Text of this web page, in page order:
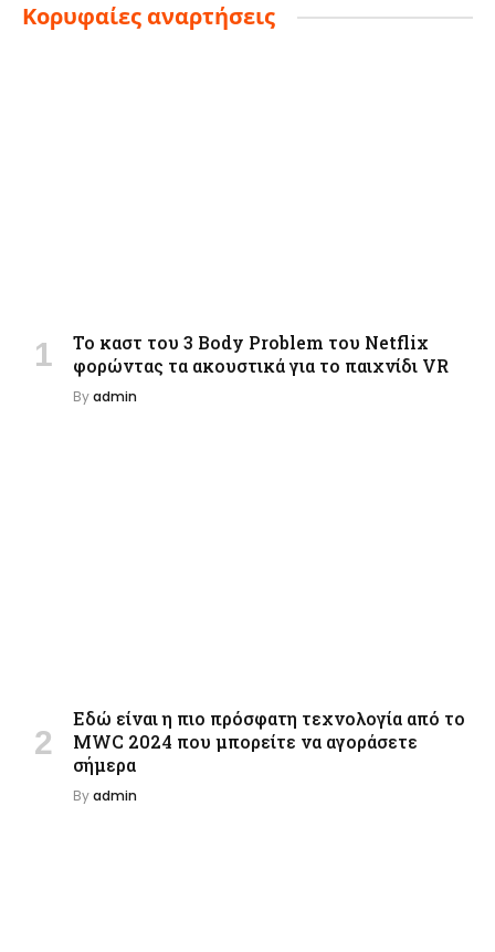
Κορυφαίες αναρτήσεις
Το καστ του 3 Body Problem του Netflix
φορώντας τα ακουστικά για το παιχνίδι VR
Byadmin
Εδώ είναι η πιο πρόσφατη τεχνολογία από το
MWC 2024 που μπορείτε να αγοράσετε
σήμερα
Byadmin